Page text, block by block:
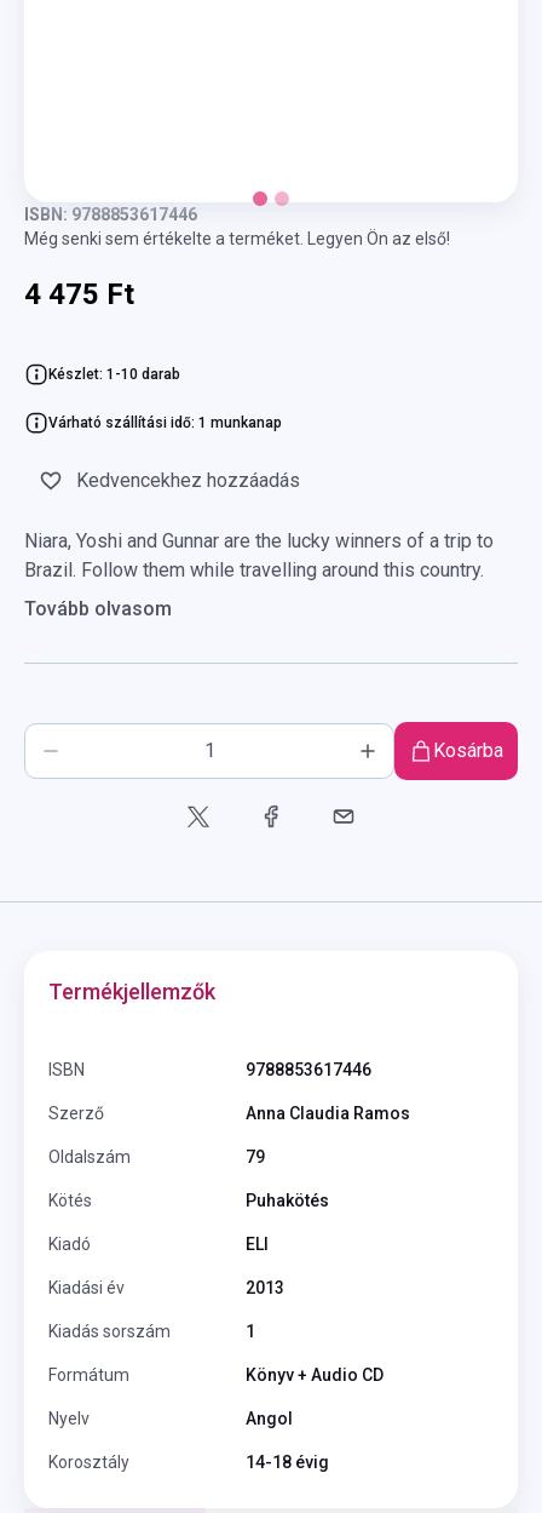
ISBN: 9788853617446
Még senki sem értékelte a terméket. Legyen Ön az első!
4 475 Ft
Készlet: 1-10 darab
Várható szállítási idő: 1 munkanap
Kedvencekhez hozzáadás
Niara, Yoshi and Gunnar are the lucky winners of a trip to
Brazil. Follow them while travelling around this country.
Tovább olvasom
Kosárba
Termékjellemzők
ISBN 9788853617446
Szerző Anna Claudia Ramos
Oldalszám 79
Kötés Puhakötés
Kiadó ELI
Kiadási év 2013
Kiadás sorszám 1
Formátum Könyv + Audio CD
Nyelv Angol
Korosztály 14-18 évig